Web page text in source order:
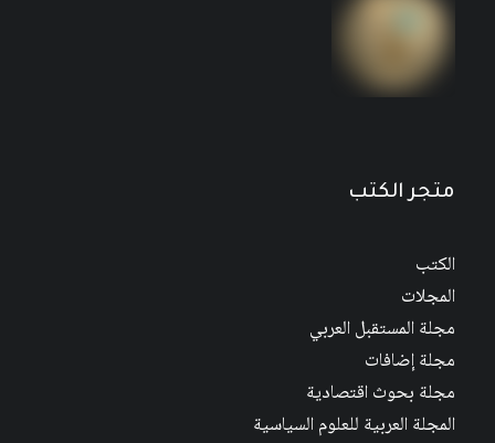
متجر الكتب
الكتب
المجلات
مجلة المستقبل العربي
مجلة إضافات
مجلة بحوث اقتصادية
المجلة العربية للعلوم السياسية